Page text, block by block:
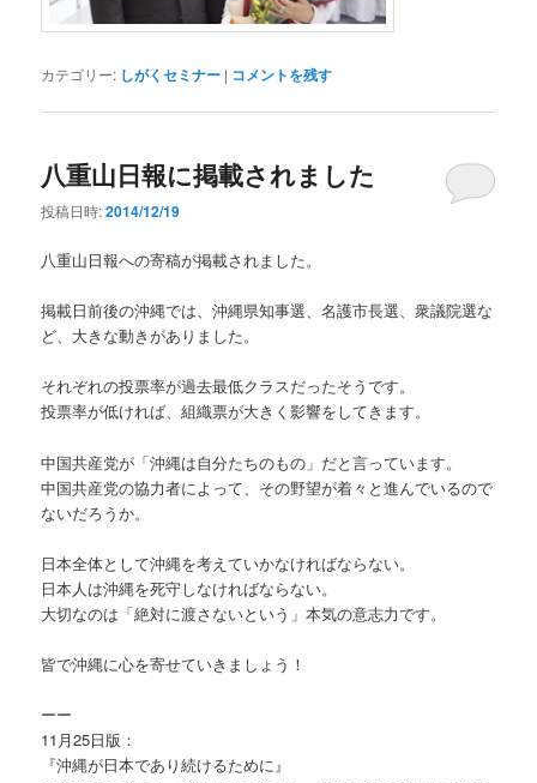
カテゴリー: しがくセミナー | コメントを残す
八重山日報に掲載されました
投稿日時:2014/12/19
八重山日報への寄稿が掲載されました。
掲載日前後の沖縄では、沖縄県知事選、名護市長選、衆議院選な
ど、大きな動きがありました。
それぞれの投票率が過去最低クラスだったそうです。
投票率が低ければ、組織票が大きく影響をしてきます。
中国共産党が「沖縄は自分たちのもの」だと言っています。
中国共産党の協力者によって、その野望が着々と進んでいるので
ないだろうか。
日本全体として沖縄を考えていかなければならない。
日本人は沖縄を死守しなければならない。
大切なのは「絶対に渡さないという」本気の意志力です。
皆で沖縄に心を寄せていきましょう！
ーー
11月25日版：
『沖縄が日本であり続けるために』